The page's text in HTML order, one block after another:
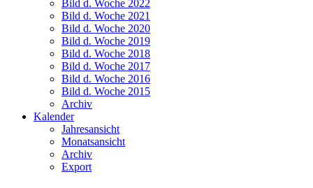
Bild d. Woche 2022
Bild d. Woche 2021
Bild d. Woche 2020
Bild d. Woche 2019
Bild d. Woche 2018
Bild d. Woche 2017
Bild d. Woche 2016
Bild d. Woche 2015
Archiv
Kalender
Jahresansicht
Monatsansicht
Archiv
Export